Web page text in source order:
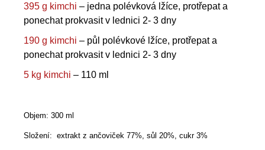
395 g kimchi – jedna polévková lžíce, protřepat a
ponechat prokvasit v lednici 2- 3 dny
190 g kimchi – půl polévkové lžíce, protřepat a
ponechat prokvasit v lednici 2- 3 dny
5 kg kimchi – 110 ml
Objem: 300 ml
Složení: extrakt z ančoviček 77%, sůl 20%, cukr 3%